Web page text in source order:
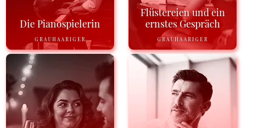
Die Pianospielerin
GRAUHAARIGER
Flüstereien und ein
ernstes Gespräch
GRAUHAARIGER